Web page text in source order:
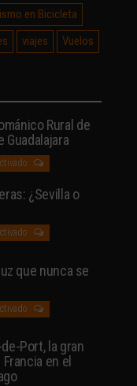
en Bicicleta
viajes Vuelos
Rural de
Guadalajara
¿Sevilla o
que nunca se
Port, la gran
en el